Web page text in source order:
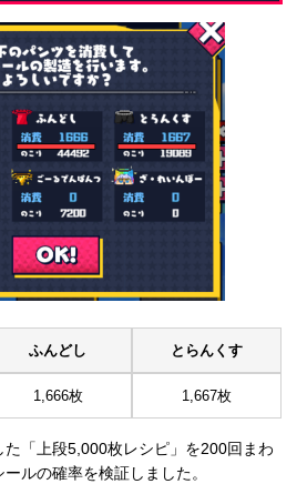
ふんどし とらんくす
1,666枚 1,667枚
「上段5,000枚レシピ」を200回まわ
ルの確率を検証しました。